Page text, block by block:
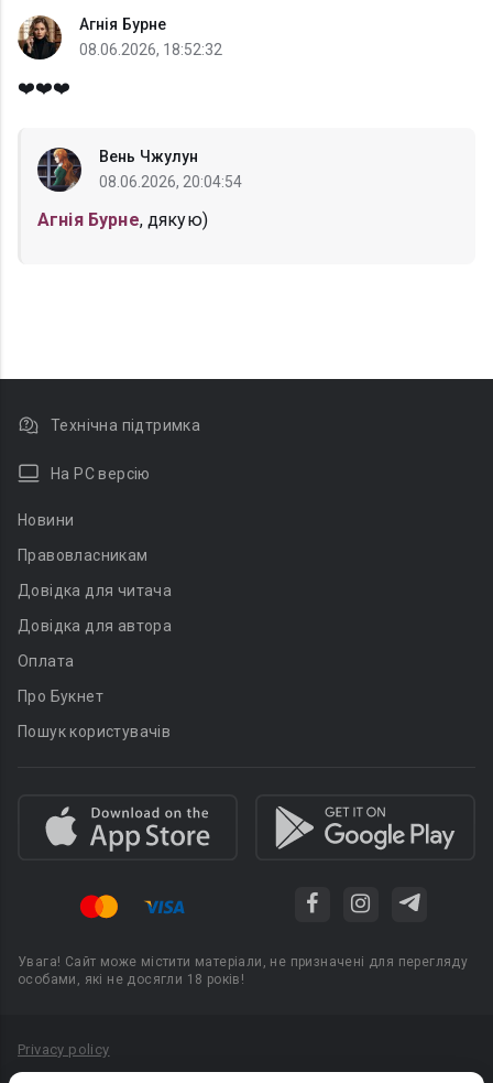
Агнія Бурне
08.06.2026, 18:52:32
❤️❤️❤️
Вень Чжулун
08.06.2026, 20:04:54
Агнія Бурне, дякую)
Технічна підтримка
На PC версію
Новини
Правовласникам
Довідка для читача
Довідка для автора
Оплата
Про Букнет
Пошук користувачів
Увага! Сайт може містити матеріали, не призначені для перегляду
особами, які не досягли 18 років!
Privacy policy